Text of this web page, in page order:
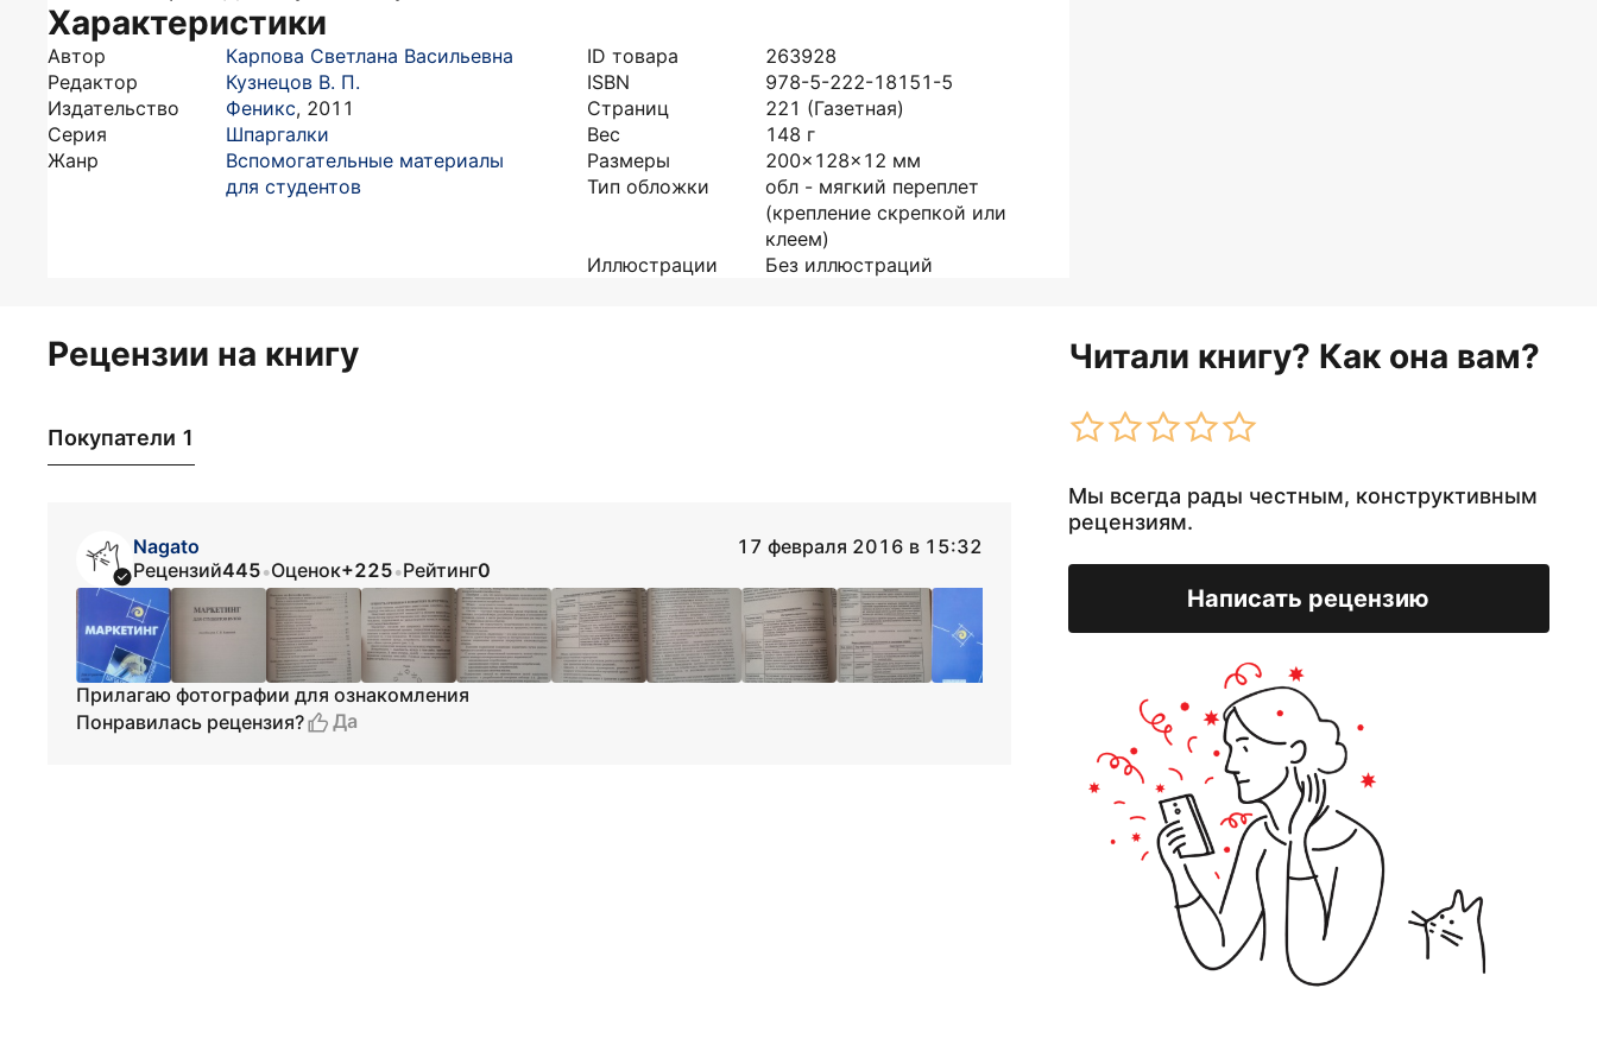
Характеристики
Автор
Карпова Светлана Васильевна
Редактор
Кузнецов В. П.
Издательство
Феникс, 2011
Серия
Шпаргалки
Жанр
Вспомогательные материалы
для студентов
ID товара
263928
ISBN
978-5-222-18151-5
Страниц
221 (Газетная)
Вес
148 г
Размеры
200x128x12 мм
Тип обложки
обл - мягкий переплет
(крепление скрепкой или
клеем)
Иллюстрации
Без иллюстраций
Рецензии на книгу Читали книгу? Как она вам?
Мы всегда рады честным, конструктивным
рецензиям.
Написать рецензию
Покупатели 1
Nagato
17 февраля 2016 в 15:32
Рецензий445•Оценок+225•Рейтинг0
Прилагаю фотографии для ознакомления
Понравилась рецензия?
Да